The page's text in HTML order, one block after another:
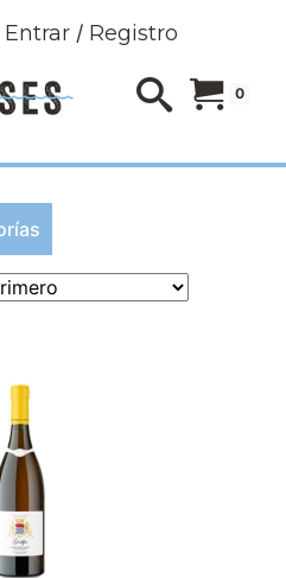
Entrar/ Registro
0